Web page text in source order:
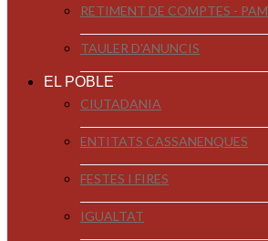
RETIMENT DE COMPTES - PAM
TAULER D'ANUNCIS
EL POBLE
CIUTADANIA
ENTITATS CASSANENQUES
FESTES I FIRES
IGUALTAT